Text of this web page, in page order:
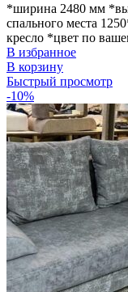
*ширина 2480 мм
спального места
кресло *цвет по
В избранное
В корзину
Быстрый просмотр
-10%